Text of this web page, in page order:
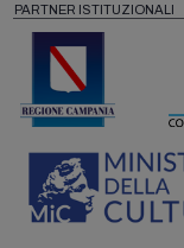
PARTNER ISTITUZIONALI